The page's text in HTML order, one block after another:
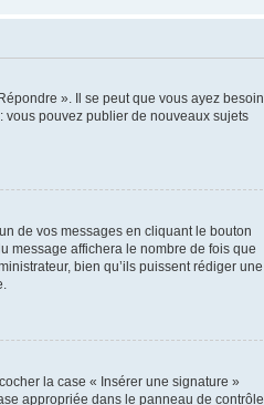
». Il se peut que vous ayez besoin
vous pouvez publier de nouveaux sujets
de vos messages en cliquant le bouton
message affichera le nombre de fois que
bien qu’ils puissent rédiger une
la case « Insérer une signature »
appropriée dans le panneau de contrôle